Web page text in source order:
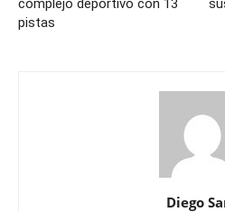
complejo deportivo con 13
pistas
Diego